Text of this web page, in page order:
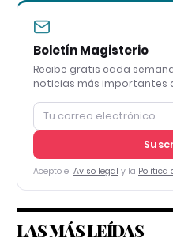
Boletín Magisterio
Recibe gratis cada
noticias más importantes
Acepto el Aviso legal y la Política
LAS MÁS LEÍDAS